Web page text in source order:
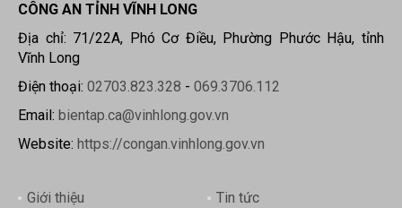
CÔNG AN TỈNH VĨNH LONG
Địa chỉ: 71/22A, Phó Cơ Điều, Phường Phước Hậu, tỉnh
Vĩnh Long
Điện thoại: 02703.823.328 - 069.3706.112
Email: bientap.ca@vinhlong.gov.vn
Website: https://congan.vinhlong.gov.vn
Giới thiệu Tin tức